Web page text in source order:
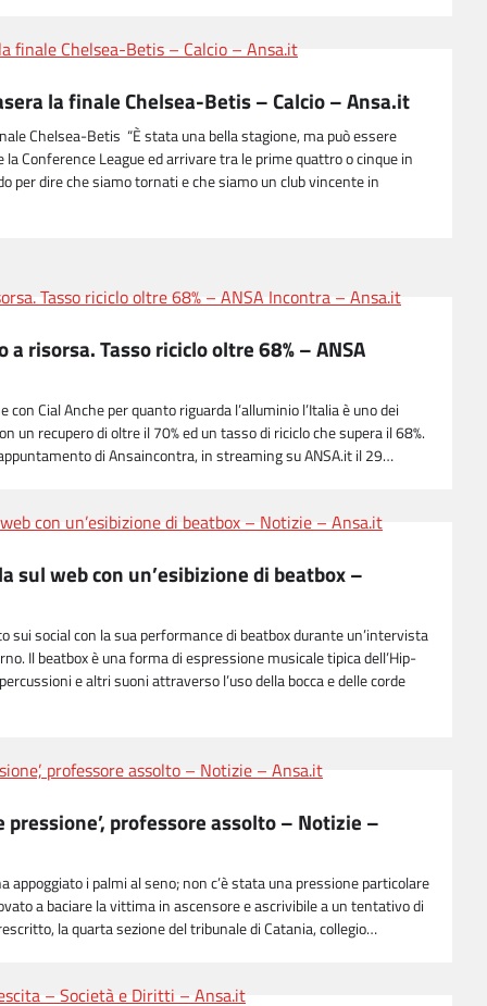
la finale Chelsea-Betis – Calcio – Ansa.it
Chelsea-Betis “È stata una bella stagione, ma può essere
Conference League ed arrivare tra le prime quattro o cinque in
per dire che siamo tornati e che siamo un club vincente in
risorsa. Tasso riciclo oltre 68% – ANSA
Cial Anche per quanto riguarda l’alluminio l’Italia è uno dei
un recupero di oltre il 70% ed un tasso di riciclo che supera il 68%.
di Ansaincontra, in streaming su ANSA.it il 29…
sul web con un’esibizione di beatbox –
sui social con la sua performance di beatbox durante un’intervista
Il beatbox è una forma di espressione musicale tipica dell’Hip-
e altri suoni attraverso l’uso della bocca e delle corde
pressione’, professore assolto – Notizie –
appoggiato i palmi al seno; non c’è stata una pressione particolare
a baciare la vittima in ascensore e ascrivibile a un tentativo di
la quarta sezione del tribunale di Catania, collegio…